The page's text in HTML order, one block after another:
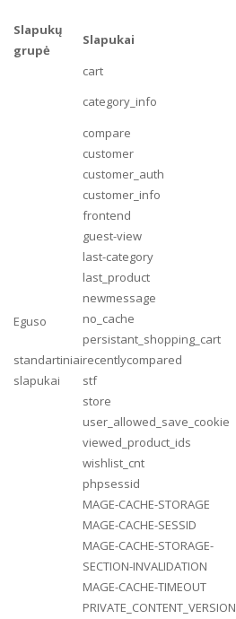
Slapukų
grupė
Slapukai
Eguso
standartiniai
slapukai
cart
category_info
compare
customer
customer_auth
customer_info
frontend
guest-view
last-category
last_product
newmessage
no_cache
persistant_shopping_cart
recentlycompared
stf
store
user_allowed_save_cookie
viewed_product_ids
wishlist_cnt
phpsessid
MAGE-CACHE-STORAGE
MAGE-CACHE-SESSID
MAGE-CACHE-STORAGE-
SECTION-INVALIDATION
MAGE-CACHE-TIMEOUT
PRIVATE_CONTENT_VERSION